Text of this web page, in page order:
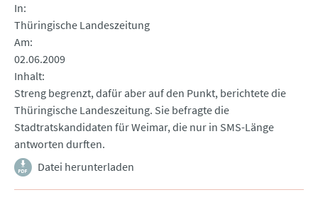
In
Thüringische Landeszeitung
Am
02.06.2009
Inhalt
Streng begrenzt, dafür aber auf den Punkt, berichtete die
Thüringische Landeszeitung. Sie befragte die
Stadtratskandidaten für Weimar, die nur in SMS-Länge
antworten durften.
Datei herunterladen